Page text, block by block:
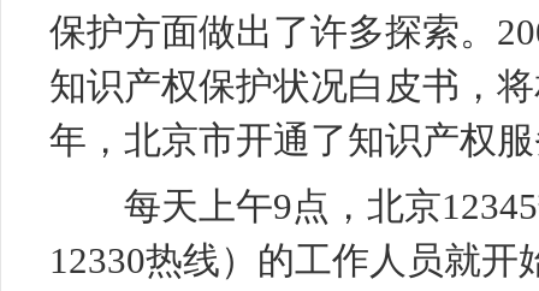
保护方面做出了许多探索。
知识产权保护状况白皮书，
年，北京市开通了知识产权
每天上午9点，北京12345
12330热线）的工作人员就